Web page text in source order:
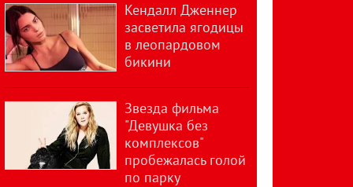
Кендалл Дженнер
засветила ягодицы
в леопардовом
бикини
Звезда фильма
"Девушка без
комплексов"
пробежалась голой
по парку